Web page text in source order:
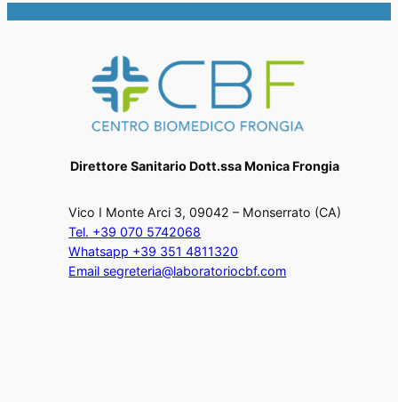
Direttore Sanitario Dott.ssa Monica Frongia
Vico I Monte Arci 3, 09042 – Monserrato (CA)
Tel. +39 070 5742068
Whatsapp +39 351 4811320
Email segreteria@laboratoriocbf.com